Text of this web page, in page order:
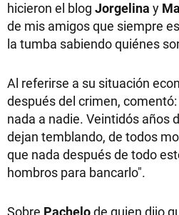
hicieron el blog Jorgelina y
de mis amigos que siempre
la tumba sabiendo quiénes
Al referirse a su situación
después del crimen,
nada a nadie. Veintidós años
dejan temblando, de todos
que nada después de todo
hombros para bancarlo".
Sobre Pachelode quien dijo